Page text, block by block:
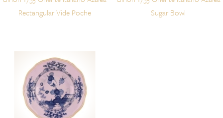
Rectangular Vide Poche
Sugar Bowl